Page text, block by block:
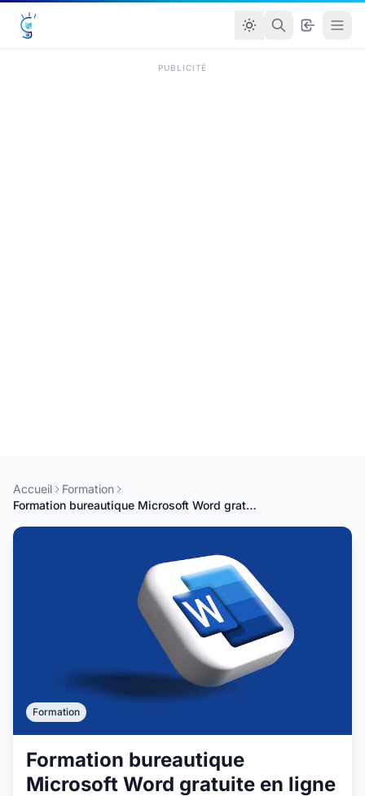
PUBLICITÉ
Accueil
Formation
Formation bureautique Microsoft Word gratuite en ligne – De débutant à expert
Formation
Formation bureautique
Microsoft Word gratuite en ligne